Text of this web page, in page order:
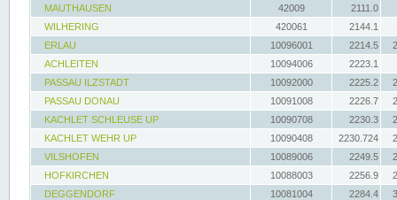
MAUTHAUSEN
42009
2111.0
WILHERING
420061
2144.1
ERLAU
10096001 2214.5
ACHLEITEN
10094006
2223.1
PASSAU ILZSTADT
10092000 2225.2
PASSAU DONAU
10091008 2226.7
KACHLET SCHLEUSE UP
10090708 2230.3
KACHLET WEHR UP
10090408 2230.724
VILSHOFEN
10089006 2249.5
HOFKIRCHEN
10088003 2256.9
DEGGENDORF
10081004 2284.4